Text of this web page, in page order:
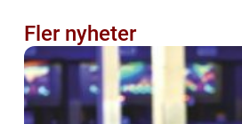
Fler nyheter